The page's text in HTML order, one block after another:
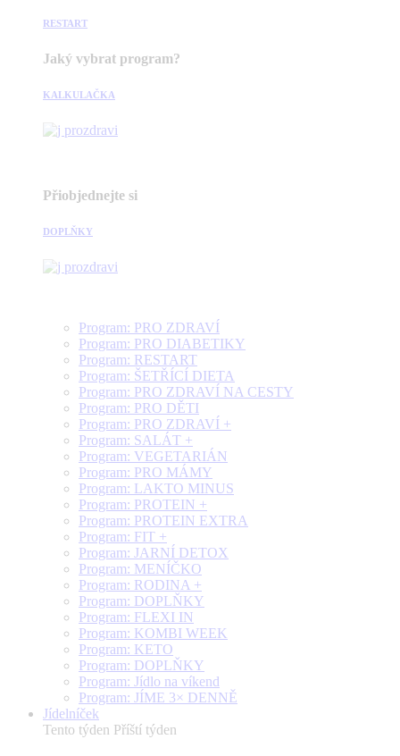
RESTART
Jaký vybrat program?
KALKULAČKA
Přiobjednejte si
DOPLŇKY
Program: PRO ZDRAVÍ
Program: PRO DIABETIKY
Program: RESTART
Program: ŠETŘÍCÍ DIETA
Program: PRO ZDRAVÍ NA CESTY
Program: PRO DĚTI
Program: PRO ZDRAVÍ +
Program: SALÁT +
Program: VEGETARIÁN
Program: PRO MÁMY
Program: LAKTO MINUS
Program: PROTEIN +
Program: PROTEIN EXTRA
Program: FIT +
Program: JARNÍ DETOX
Program: MENÍČKO
Program: RODINA +
Program: DOPLŇKY
Program: FLEXI IN
Program: KOMBI WEEK
Program: KETO
Program: DOPLŇKY
Program: Jídlo na víkend
Program: JÍME 3× DENNĚ
Jídelníček
Tento týden Příští týden